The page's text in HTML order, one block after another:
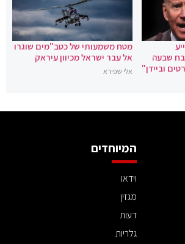
שבעה
וביידן"
מטח משמעותי של כטב"מים שוגרו
אל עבר ישראל מכיוון עיראק
אלי שפירא
המיוחדים
וידאו
מגזין
דעות
גלריות